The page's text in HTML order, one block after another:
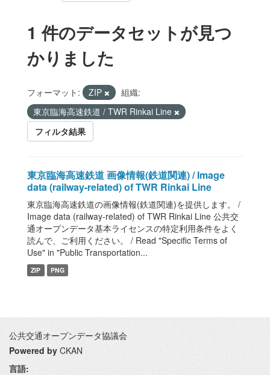
1 件のデータセットが見つ
かりました
フォーマット: ZIP
組織:
東京臨海高速鉄道 / TWR Rinkai Line
フィルタ結果
東京臨海高速鉄道 画像情報(鉄道関連) / Image
data (railway-related) of TWR Rinkai Line
東京臨海高速鉄道の画像情報(鉄道関連)を提供します。 /
Image data (railway-related) of TWR Rinkai Line 公共交
通オープンデータ基本ライセンスの特定利用条件をよく
読んで、ご利用ください。 / Read "Specific Terms of
Use" in "Public Transportation...
ZIP PNG
公共交通オープンデータ協議会
Powered by CKAN
言語